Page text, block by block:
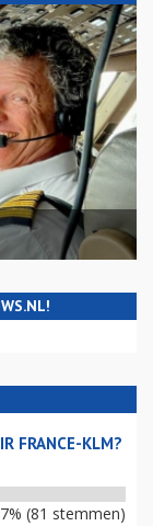
FRANCE-KLM?
(81 stemmen)